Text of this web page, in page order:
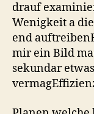
drauf
Wenigkeit a
end
mir ein Bild
sekundar